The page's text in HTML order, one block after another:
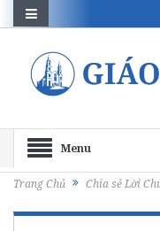
Menu
Trang Chủ Chia sẻ Lời